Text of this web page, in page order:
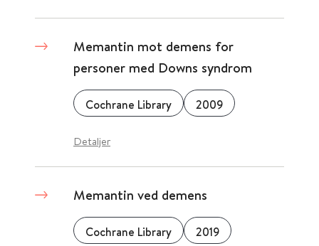
Memantin mot demens for
personer med Downs syndrom
Cochrane Library 2009
Detaljer
Memantin ved demens
Cochrane Library 2019